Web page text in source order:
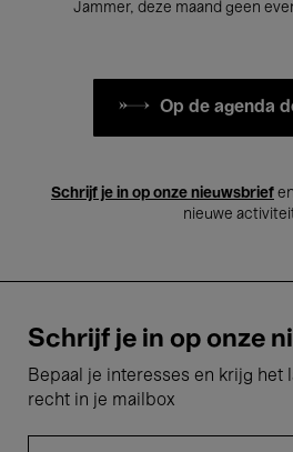
Jammer, deze maand geen
Op de agenda
Schrijf je in op onze nieuwsbrief
nieuwe
Schrijf je in op onze
Bepaal je interesses en krijg het
recht in je mailbox